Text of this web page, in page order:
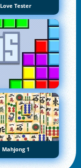
Love Tester
Mahjong 1